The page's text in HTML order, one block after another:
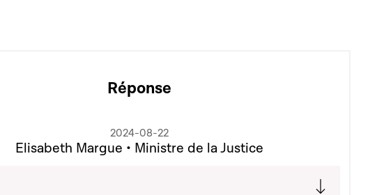
Réponse
2024-08-22
Elisabeth Margue • Ministre de la Justice